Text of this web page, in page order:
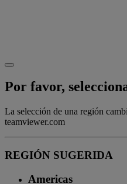
Por favor,
La selección de una región
teamviewer.com
REGIÓN SUGERIDA
Americas